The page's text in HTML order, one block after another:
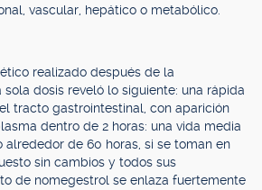
vascular, hepático o metabólico.
realizado después de la
dosis reveló lo siguiente: una rápida
tracto gastrointestinal, con aparición
dentro de 2 horas: una vida media
alrededor de 60 horas, si se toman en
sin cambios y todos sus
de nomegestrol se enlaza fuertemente